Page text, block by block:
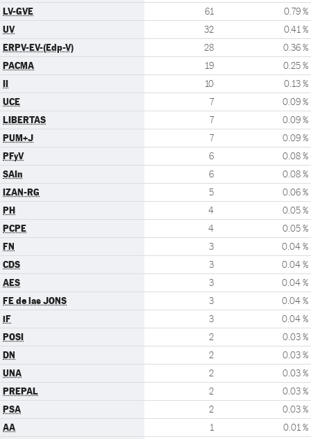
LV-GVE 61 0.79 %
UV 32 0.41 %
ERPV-EV-(Edp-V) 28 0.36 %
PACMA 19 0.25 %
II 10 0.13 %
UCE 7 0.09 %
LIBERTAS 7 0.09 %
PUM+J 7 0.09 %
PFyV 6 0.08 %
SAIn 6 0.08 %
IZAN-RG 5 0.06 %
PH 4 0.05 %
PCPE 4 0.05 %
FN 3 0.04 %
CDS 3 0.04 %
AES 3 0.04 %
FE de las JONS 3 0.04 %
iF 3 0.04 %
POSI 2 0.03 %
DN 2 0.03 %
UNA 2 0.03 %
PREPAL 2 0.03 %
PSA 2 0.03 %
AA 1 0.01 %